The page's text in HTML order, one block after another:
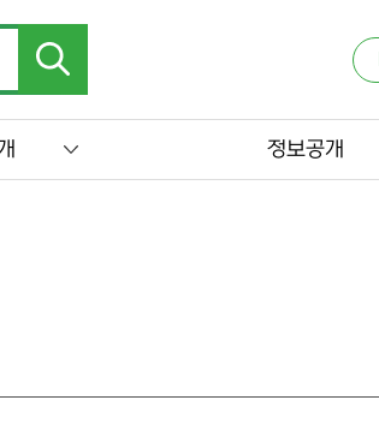
정보공개